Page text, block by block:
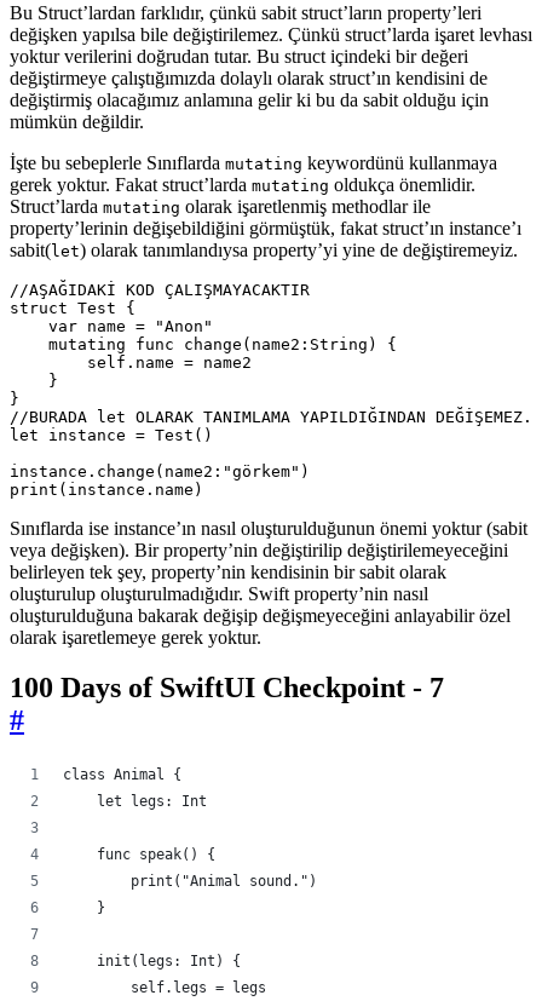
Bu Struct’lardan farklıdır, çünkü sabit struct’ların property’leri
değişken yapılsa bile değiştirilemez. Çünkü struct’larda işaret levhası
yoktur verilerini doğrudan tutar. Bu struct içindeki bir değeri
değiştirmeye çalıştığımızda dolaylı olarak struct’ın kendisini de
değiştirmiş olacağımız anlamına gelir ki bu da sabit olduğu için
mümkün değildir.
İşte bu sebeplerle Sınıflarda mutating keywordünü kullanmaya
gerek yoktur. Fakat struct’larda mutating oldukça önemlidir.
Struct’larda mutating olarak işaretlenmiş methodlar ile
property’lerinin değişebildiğini görmüştük, fakat struct’ın instance’ı
sabit(let) olarak tanımlandıysa property’yi yine de değiştiremeyiz.
//AŞAĞIDAKİ KOD ÇALIŞMAYACAKTIR
struct Test
{
var name =
"Anon"
mutating
func change ( name2 : String )
{
self . name = name2
}
}
//BURADA let OLARAK TANIMLAMA YAPILDIĞINDAN DEĞİŞEMEZ.
let
instance = Test ()
instance . change ( name2 : "görkem" )
print ( instance . name )
Sınıflarda ise instance’ın nasıl oluşturulduğunun önemi yoktur (sabit
veya değişken). Bir property’nin değiştirilip değiştirilemeyeceğini
belirleyen tek şey, property’nin kendisinin bir sabit olarak
oluşturulup oluşturulmadığıdır. Swift property’nin nasıl
oluşturulduğuna bakarak değişip değişmeyeceğini anlayabilir özel
olarak işaretlemeye gerek yoktur.
100 Days of SwiftUI Checkpoint - 7
#
class Animal {
    let legs: Int
    func speak() {
        print("Animal sound.")
    }
    init(legs: Int) {
        self.legs = legs